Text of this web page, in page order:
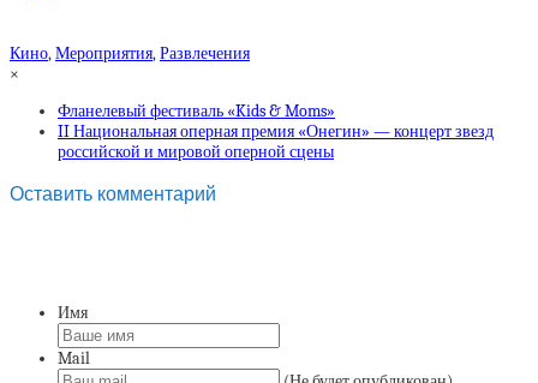
Кино,Мероприятия,Развлечения
×
Фланелевый фестиваль «Kids & Moms»
II Национальная оперная премия «Онегин» — концерт звезд
российской и мировой оперной сцены
Оставить комментарий
Имя
Mail